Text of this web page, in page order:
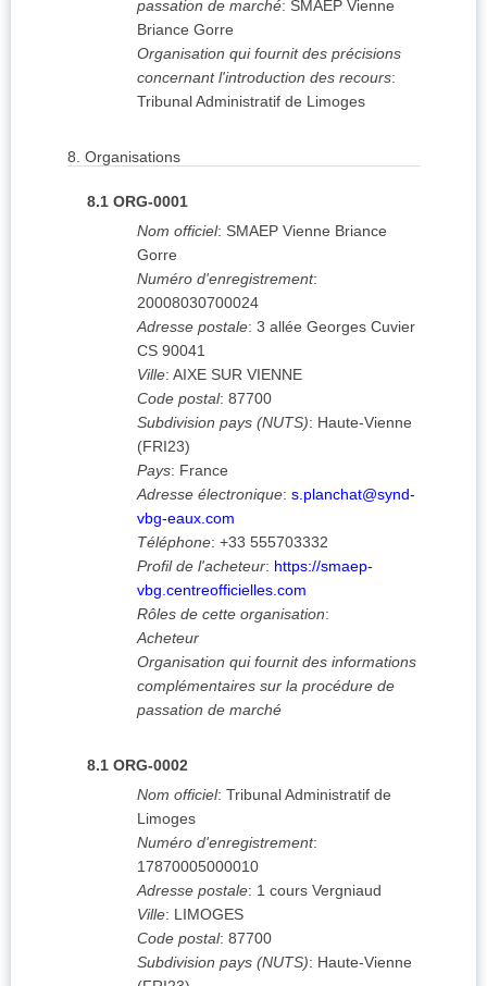
passation de marché: SMAEP Vienne
Briance Gorre
Organisation qui fournit des précisions
concernant l'introduction des recours:
Tribunal Administratif de Limoges
8. Organisations
8.1 ORG-0001
Nom officiel: SMAEP Vienne Briance
Gorre
Numéro d'enregistrement:
20008030700024
Adresse postale: 3 allée Georges Cuvier
CS 90041
Ville: AIXE SUR VIENNE
Code postal: 87700
Subdivision pays (NUTS): Haute-Vienne
(FRI23)
Pays: France
Adresse électronique: s.planchat@synd-
vbg-eaux.com
Téléphone: +33 555703332
Profil de l'acheteur: https://smaep-
vbg.centreofficielles.com
Rôles de cette organisation:
Acheteur
Organisation qui fournit des informations
complémentaires sur la procédure de
passation de marché
8.1 ORG-0002
Nom officiel: Tribunal Administratif de
Limoges
Numéro d'enregistrement:
17870005000010
Adresse postale: 1 cours Vergniaud
Ville: LIMOGES
Code postal: 87700
Subdivision pays (NUTS): Haute-Vienne